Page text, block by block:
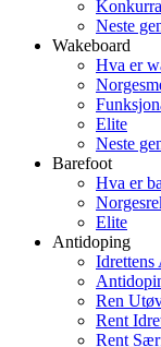
Neste
Wakeboard
Hva er
Elite
Neste
Barefoot
Hva er
Elite
Antidoping
Idrettens
Ren
Rent
Rent